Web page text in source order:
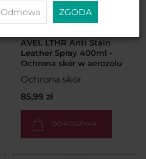
AVEL LTHR Anti Stain
Leather Spray 400ml -
Ochrona skór w aerozolu
Ochrona skór
85,99 zł
DO KOSZYKA
Odmowa ZGODA